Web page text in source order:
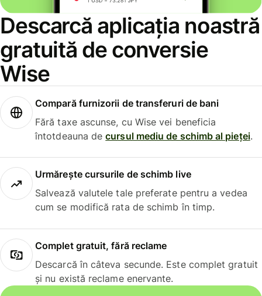
Descarcă aplicația noastră
gratuită de conversie
Wise
Compară furnizorii de transferuri de bani
Fără taxe ascunse, cu Wise vei beneficia
întotdeauna decursul mediu de schimb al pieței.
Urmărește cursurile de schimb live
Salvează valutele tale preferate pentru a vedea
cum se modifică rata de schimb în timp.
Complet gratuit, fără reclame
Descarcă în câteva secunde. Este complet gratuit
și nu există reclame enervante.